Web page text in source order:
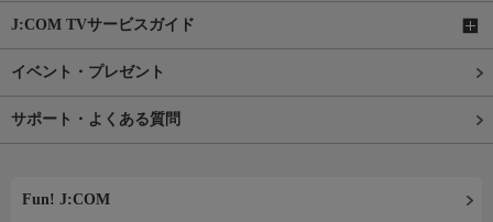
J:COM TVサービスガイド
イベント・プレゼント
サポート・よくある質問
Fun! J:COM